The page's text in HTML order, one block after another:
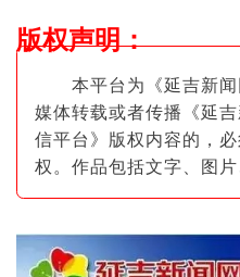
版权声明：
本平台为《延吉新闻
媒体转载或者传播《延
信平台》版权内容的，必
权。作品包括文字、图片